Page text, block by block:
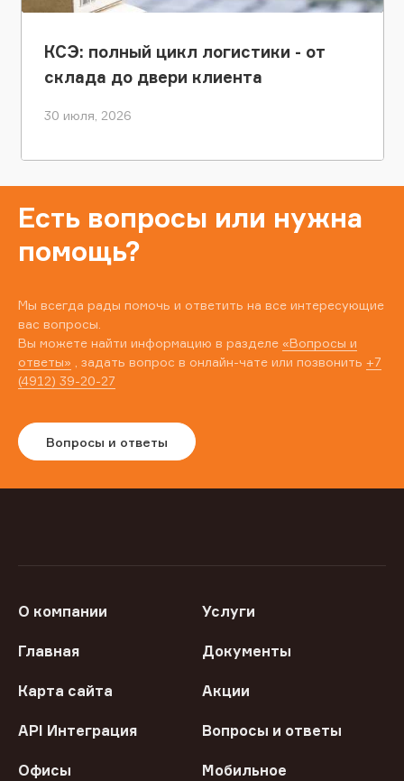
КСЭ: полный цикл логистики - от
склада до двери клиента
30 июля, 2026
Есть вопросы или нужна
помощь?
Мы всегда рады помочь и ответить на все интересующие
вас вопросы.
Вы можете найти информацию в разделе «Вопросы и
ответы» , задать вопрос в онлайн-чате или позвонить +7
(4912) 39-20-27
Вопросы и ответы
О компании Услуги
Главная Документы
Карта сайта Акции
API Интеграция Вопросы и ответы
Офисы
Мобильное